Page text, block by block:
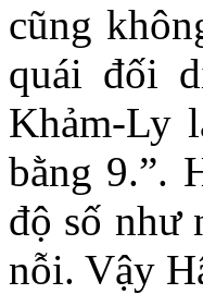
cũng
quái đối
Khảm-Ly
bằng 9.”.
độ số như
nỗi. Vậy